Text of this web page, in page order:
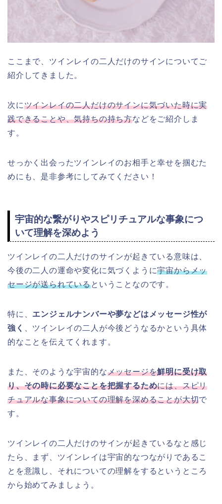
ここまで、ツインレイの二人だけのサインについてご
紹介してきました。
次にツインレイの二人だけのサインに気づいた時に実
践できることや、気持ちの持ち方などをご紹介しま
す。
せっかく出会ったツインレイのお相手と幸せを掴むた
めにも、是非参考にしてみてください！
宇宙的な繋がりやスピリチュアルな事象につ
いて理解を深めよう
ツインレイの二人だけのサインが起きている意味は、
今後の二人の運命や変化に気づくように宇宙からメッ
セージが送られているということなのです。
特に、 エンジェルナンバーや夢などはメッセージ性が
強く
、ツインレイの二人が今後どうなるかという具体
的なことを伝えてくれます。
また、そのような宇宙的なメッセージを鮮明に受け取
り、その時に必要なことを把握するためには、スピリ
チュアルな事象についての理解を深めることが大切で
す。
ツインレイの二人だけのサインが起きているなと感じ
たら、まず、ツインレイは宇宙的なつながりであるこ
とを意識し、それについての理解をするというところ
から始めてみましょう。